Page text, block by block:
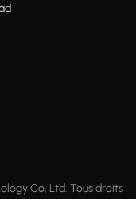
Co, Ltd. Tous droits